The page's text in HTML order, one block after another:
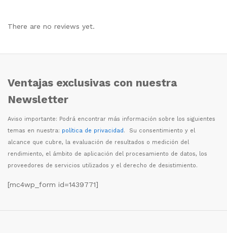
There are no reviews yet.
Ventajas exclusivas con nuestra
Newsletter
Aviso importante: Podrá encontrar más información sobre los siguientes
temas en nuestra: política de privacidad. Su consentimiento y el
alcance que cubre, la evaluación de resultados o medición del
rendimiento, el ámbito de aplicación del procesamiento de datos, los
proveedores de servicios utilizados y el derecho de desistimiento.
[mc4wp_form id=1439771]